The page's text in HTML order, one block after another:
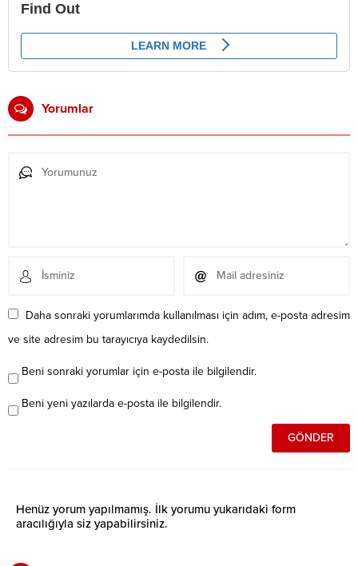
Yorumlar
Daha sonraki yorumlarımda kullanılması için adım, e-posta adresim
ve site adresim bu tarayıcıya kaydedilsin.
Beni sonraki yorumlar için e-posta ile bilgilendir.
Beni yeni yazılarda e-posta ile bilgilendir.
Henüz yorum yapılmamış. İlk yorumu yukarıdaki form
aracılığıyla siz yapabilirsiniz.